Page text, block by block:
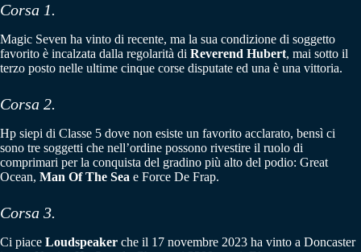
Corsa 1.
Magic Seven ha vinto di recente, ma la sua condizione di soggetto
favorito è incalzata dalla regolarità di Reverend Hubert, mai sotto il
terzo posto nelle ultime cinque corse disputate ed una è una vittoria.
Corsa 2.
Hp siepi di Classe 5 dove non esiste un favorito acclarato, bensì ci
sono tre soggetti che nell’ordine possono rivestire il ruolo di
comprimari per la conquista del gradino più alto del podio: Great
Ocean, Man Of The Sea e Force De Frap.
Corsa 3.
Ci piace Loudspeaker che il 17 novembre 2023 ha vinto a Doncaster